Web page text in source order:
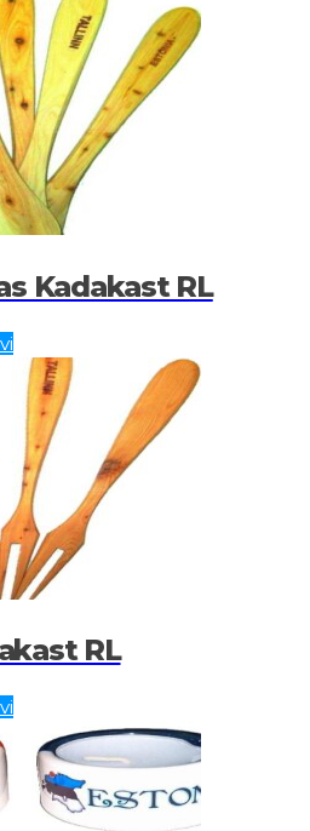
Kadakast RL
RL